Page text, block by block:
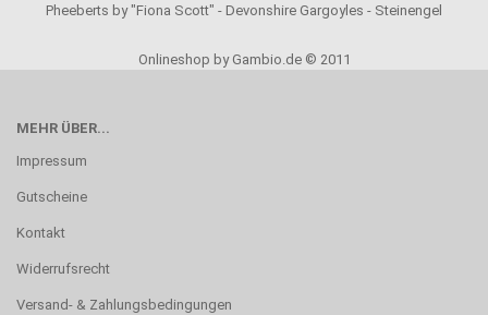
Pheeberts by "Fiona Scott" - Devonshire Gargoyles - Steinengel
Onlineshop by Gambio.de © 2011
MEHR ÜBER...
Impressum
Gutscheine
Kontakt
Widerrufsrecht
Versand- & Zahlungsbedingungen